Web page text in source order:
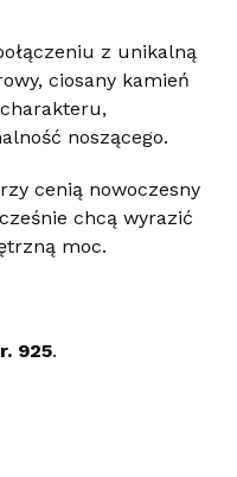
z unikalną
ciosany kamień
noszącego.
cenią nowoczesny
chcą wyrazić
moc.
925.